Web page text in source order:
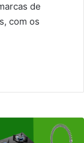
de
com os